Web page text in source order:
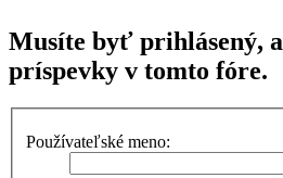
Musíte byť prihlásený,
príspevky v tomto fóre.
Používateľské meno: